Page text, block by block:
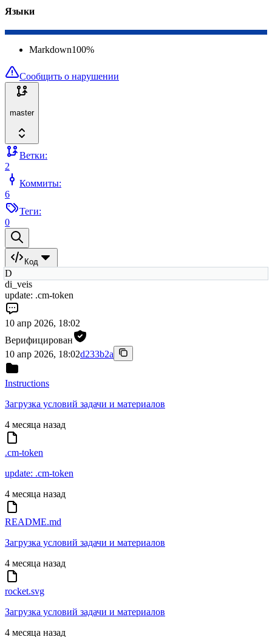
Языки
Markdown100%
Сообщить о нарушении
master
Ветки:
2
Коммиты:
6
Теги:
0
Код
D
di_veis
update: .cm-token
10 апр 2026, 18:02
Верифицирован
10 апр 2026, 18:02d233b2a
Instructions
Загрузка условий задачи и материалов
4 месяца назад
.cm-token
update: .cm-token
4 месяца назад
README.md
Загрузка условий задачи и материалов
4 месяца назад
rocket.svg
Загрузка условий задачи и материалов
4 месяца назад